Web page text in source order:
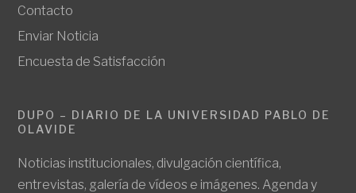
Contacto
Enviar Noticia
Encuesta de Satisfacción
DUPO – DIARIO DE LA UNIVERSIDAD PABLO DE
OLAVIDE
Noticias institucionales, divulgación científica,
entrevistas, galería de vídeos e imágenes. Agenda y